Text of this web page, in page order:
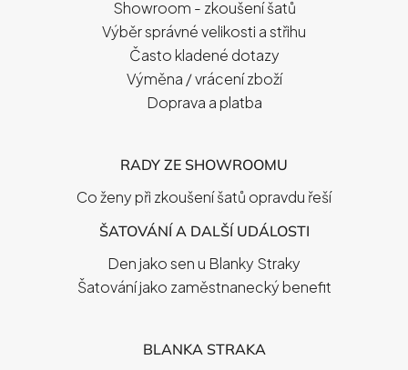
Showroom - zkoušení šatů
Výběr správné velikosti a střihu
Často kladené dotazy
Výměna / vrácení zboží
Doprava a platba
RADY ZE SHOWROOMU
Co ženy při zkoušení šatů opravdu řeší
ŠATOVÁNÍ A DALŠÍ UDÁLOSTI
Den jako sen u Blanky Straky
Šatování jako zaměstnanecký benefit
BLANKA STRAKA